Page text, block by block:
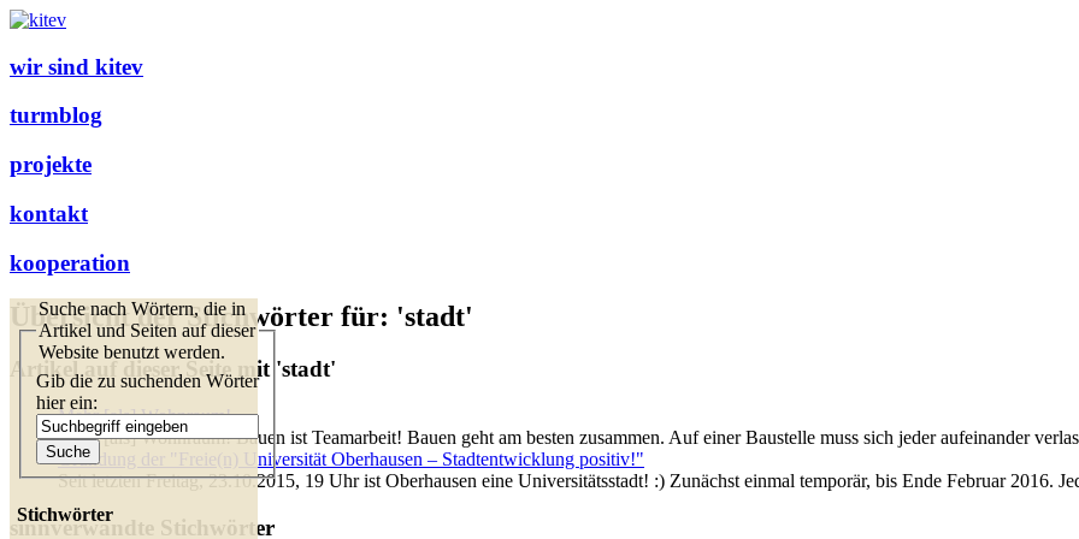
wir sind kitev
turmblog
projekte
kontakt
kooperation
Suche nach Wörtern, die in
Artikel und Seiten auf dieser
Website benutzt werden.
Gib die zu suchenden Wörter
hier ein:
Stichwörter
Übersicht der Stichwörter für: 'stadt'
Artikel auf dieser Seite mit 'stadt'
Mehr [als] Wohnraum!
Mehr [als] Wohnraum! Bauen ist Teamarbeit! Bauen geht am besten zusammen. Auf einer Baustelle muss sich jeder aufeinander
Gründung der "Freie(n) Universität Oberhausen – Stadtentwicklung positiv!"
Seit letzten Freitag, 23.10.2015, 19 Uhr ist Oberhausen eine Universitätsstadt! :) Zunächst einmal temporär, bis Ende Februar 2016.
sinnverwandte Stichwörter